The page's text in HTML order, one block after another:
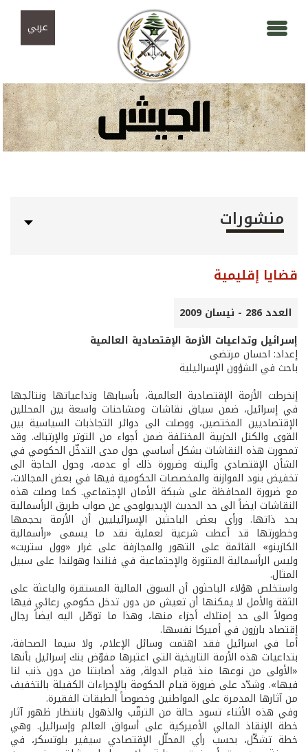
عربي
منشورات
قضايا إقليمية
العدد 286 - نيسان 2009
إسرائيل وتداعيات الأزمة الإقتصادية العالمية
إعداد: احسان مرتضى
باحث في الشؤون الإسرائيلية
إنخرطت الأزمة الإقتصادية العالمية، بأسبابها وتداعياتها ونتائجها
في إسرائيل، ضمن سياق نقاشات ومشاحنات واسعة بين المحللين
الإقتصاديين المختصين، ووصلت الى دوائر التجاذبات السياسية بين
القوى والكتل الحزبية المختلفة ضمن أجواء من التوتر والإرتباك. وقد
تمحورت هذه النقاشات بشكل أساسي حول مدى التدخّل الحكومي في
الشأن الإقتصادي وآليته وضرورة ذلك أو عدمه، وحول الحاجة الى
تخفيض بنود الموازنة والمخصصات الحكومية فيها في بعض المجالات،
مع ضرورة المحافظة على شبكة الأمان الإجتماعي. كما وصلت هذه
النقاشات ايضاً الى حد الحديث الإيديولوجي عن صواب طريق الرأسمالية
بحد ذاتها. ورأى بعض الباحثين الإسرائيليين أن الأزمة بحجمها
وخطورتها قد أعطت شرعية لعملية نقد ما يسمى «رأسمالية
الكازينو» القائمة على التهور والمجازفة على غرار «وول ستريت»
وليس الرأسمالية المتنورة والإجتماعية في فنلندا وهولندا على سبيل
المثال.
واستخلص هؤلاء الباحثون أن السوق المالية المستقرة والباعثة على
الثقة والأمل لا يمكنها أن تعيش من دون تدخل حكومي رعائي فيها
وصولاً الى حد إمتلاك أجزاء منها، وهذا ما توصّل اليه ايضاً رجال
إقتصاد بارزون في أميركا نفسها.
أما في اسرائيل فقد اهتمت وسائل الإعلام، ولا سيما الصحافة،
بتداعيات هذه الأزمة التاريخية التي اعتبرها مفوّض بنك إسرائيل بأنها
«الأولى من نوعها منذ قيام الدولة, وقد أصابتنا من دون ذنب لنا
فيها». وشدّد على ضرورة قيام الحكومة بالإجراءات الكفيلة بالتخفيف
من آثارها المدمرة على المواطنين وخصوصاً الطبقات الفقيرة.
وفي هذه الأثناء تسود حالة من الترقّب والذهول بانتظار ظهور آثار
خطة الإنقاذ المالي الأميركية على أسواق العالم وإسرائيل. وهي
خطة تشكّل، بحسب رأي المحلّل الإقتصادي سيفير بلوتسكر، في